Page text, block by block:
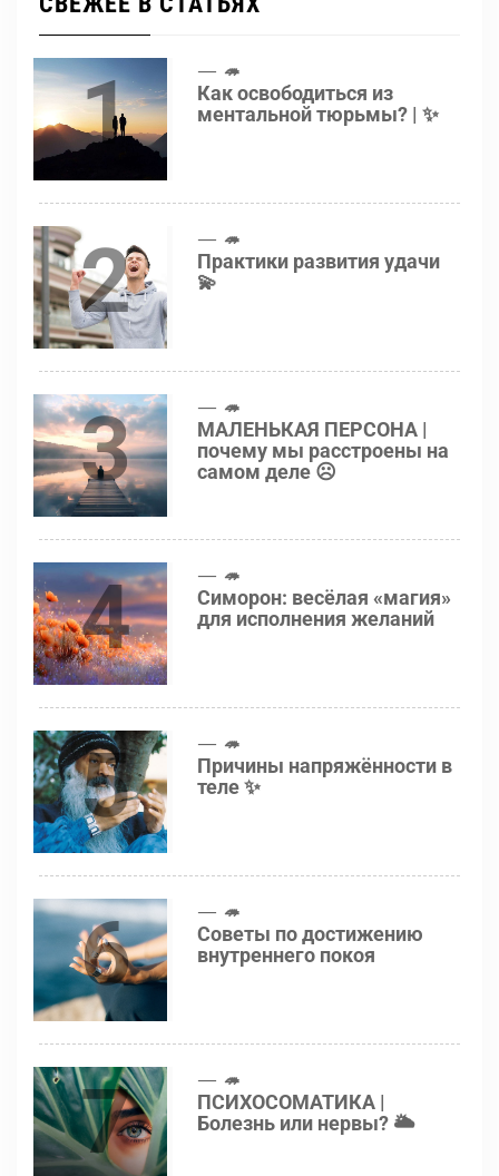
1 🦔
Как освободиться из
ментальной тюрьмы? | ✨
2 🦔
Практики развития удачи
💫
3 🦔
МАЛЕНЬКАЯ ПЕРСОНА |
почему мы расстроены на
самом деле ☹️
4 🦔
Симорон: весёлая «магия»
для исполнения желаний
5 🦔
Причины напряжённости в
теле ✨
6 🦔
Советы по достижению
внутреннего покоя
7 🦔
ПСИХОСОМАТИКА |
Болезнь или нервы? 🌥